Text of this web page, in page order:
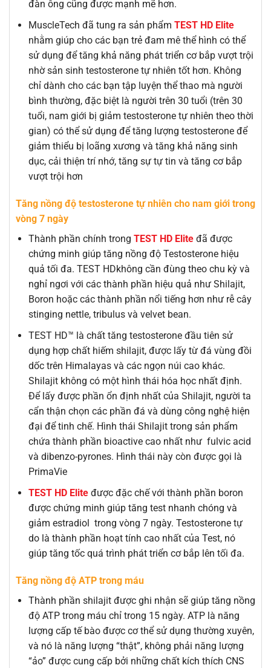
đàn ông cũng được mạnh mẽ hơn.
MuscleTech đã tung ra sản phẩm TEST HD Elite
nhằm giúp cho các bạn trẻ đam mê thể hình có thể
sử dụng để tăng khả năng phát triển cơ bắp vượt trội
nhờ sản sinh testosterone tự nhiên tốt hơn. Không
chỉ dành cho các bạn tập luyện thể thao mà người
bình thường, đặc biệt là người trên 30 tuổi (trên 30
tuổi, nam giới bị giảm testosterone tự nhiên theo thời
gian) có thể sử dụng để tăng lượng testosterone để
giảm thiểu bị loãng xương và tăng khả năng sinh
dục, cải thiện trí nhớ, tăng sự tự tin và tăng cơ bắp
vượt trội hơn
Tăng nồng độ testosterone tự nhiên cho nam giới trong
vòng 7 ngày
Thành phần chính trong TEST HD Eliteđã được
chứng minh giúp tăng nồng độ Testosterone hiệu
quả tối đa. TEST HDkhông cần đùng theo chu kỳ và
nghỉ ngơi với các thành phần hiệu quả như Shilajit,
Boron hoặc các thành phần nổi tiếng hơn như rễ cây
stinging nettle, tribulus và velvet bean.
TEST HD™ là chất tăng testosterone đầu tiên sử
dụng hợp chất hiếm shilajit, được lấy từ đá vùng đồi
dốc trên Himalayas và các ngọn núi cao khác.
Shilajit không có một hình thái hóa học nhất định.
Để lấy được phần ổn định nhất của Shilajit, người ta
cẩn thận chọn các phần đá và dùng công nghệ hiện
đại để tinh chế. Hình thái Shilajit trong sản phẩm
chứa thành phần bioactive cao nhất như fulvic acid
và dibenzo-pyrones. Hình thái này còn được gọi là
PrimaVie
TEST HD Eliteđược đặc chế với thành phần boron
được chứng minh giúp tăng test nhanh chóng và
giảm estradiol trong vòng 7 ngày. Testosterone tự
do là thành phần hoạt tính cao nhất của Test, nó
giúp tăng tốc quá trình phát triển cơ bắp lên tối đa.
Tăng nồng độ ATP trong máu
Thành phần shilajit được ghi nhận sẽ giúp tăng nồng
độ ATP trong máu chỉ trong 15 ngày. ATP là năng
lượng cấp tế bào được cơ thể sử dụng thường xuyên,
và nó là năng lượng “thật”, không phải năng lượng
“ảo” được cung cấp bởi những chất kích thích CNS